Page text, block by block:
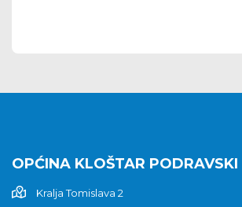
OPĆINA KLOŠTAR PODRAVSKI
Kralja Tomislava 2